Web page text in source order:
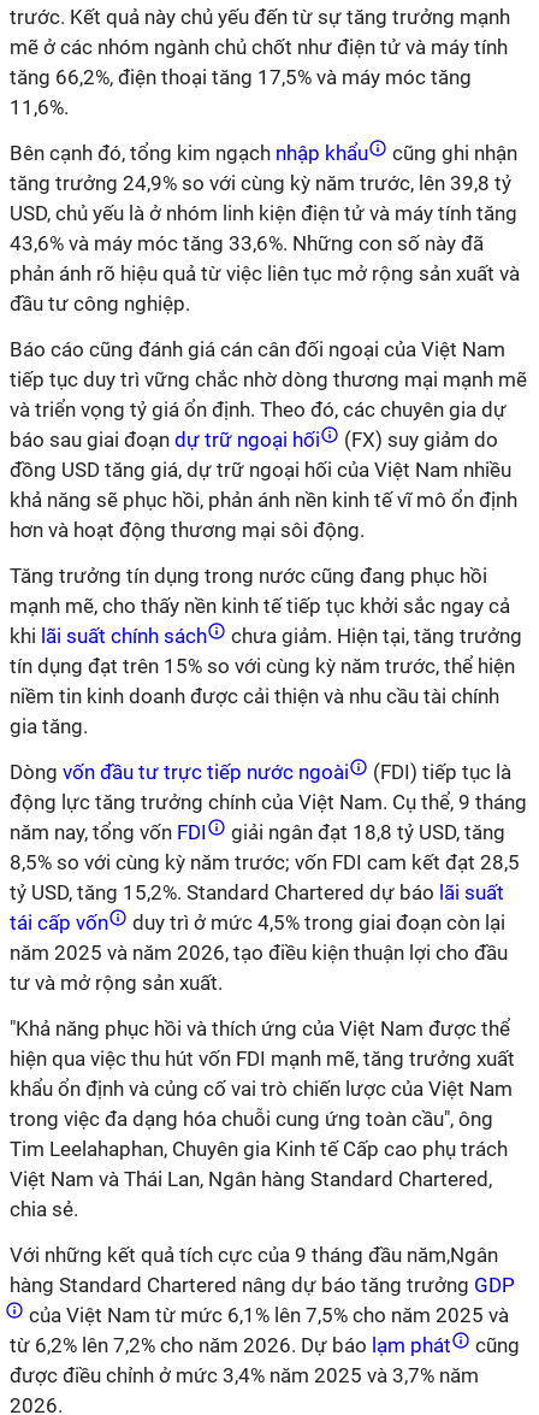
trước. Kết quả này chủ yếu đến từ sự tăng trưởng mạnh
mẽ ở các nhóm ngành chủ chốt như điện tử và máy tính
tăng 66,2%, điện thoại tăng 17,5% và máy móc tăng
11,6%.
Bên cạnh đó, tổng kim ngạch nhập khẩu
cũng ghi nhận
tăng trưởng 24,9% so với cùng kỳ năm trước, lên 39,8 tỷ
USD, chủ yếu là ở nhóm linh kiện điện tử và máy tính tăng
43,6% và máy móc tăng 33,6%. Những con số này đã
phản ánh rõ hiệu quả từ việc liên tục mở rộng sản xuất và
đầu tư công nghiệp.
Báo cáo cũng đánh giá cán cân đối ngoại của Việt Nam
tiếp tục duy trì vững chắc nhờ dòng thương mại mạnh mẽ
và triển vọng tỷ giá ổn định. Theo đó, các chuyên gia dự
báo sau giai đoạn dự trữ ngoại hối
(FX) suy giảm do
đồng USD tăng giá, dự trữ ngoại hối của Việt Nam nhiều
khả năng sẽ phục hồi, phản ánh nền kinh tế vĩ mô ổn định
hơn và hoạt động thương mại sôi động.
Tăng trưởng tín dụng trong nước cũng đang phục hồi
mạnh mẽ, cho thấy nền kinh tế tiếp tục khởi sắc ngay cả
khi lãi suất chính sách
chưa giảm. Hiện tại, tăng trưởng
tín dụng đạt trên 15% so với cùng kỳ năm trước, thể hiện
niềm tin kinh doanh được cải thiện và nhu cầu tài chính
gia tăng.
Dòng vốn đầu tư trực tiếp nước ngoài
(FDI) tiếp tục là
động lực tăng trưởng chính của Việt Nam. Cụ thể, 9 tháng
năm nay, tổng vốn FDI
giải ngân đạt 18,8 tỷ USD, tăng
8,5% so với cùng kỳ năm trước; vốn FDI cam kết đạt 28,5
tỷ USD, tăng 15,2%. Standard Chartered dự báo lãi suất
tái cấp vốn
duy trì ở mức 4,5% trong giai đoạn còn lại
năm 2025 và năm 2026, tạo điều kiện thuận lợi cho đầu
tư và mở rộng sản xuất.
"Khả năng phục hồi và thích ứng của Việt Nam được thể
hiện qua việc thu hút vốn FDI mạnh mẽ, tăng trưởng xuất
khẩu ổn định và củng cố vai trò chiến lược của Việt Nam
trong việc đa dạng hóa chuỗi cung ứng toàn cầu", ông
Tim Leelahaphan, Chuyên gia Kinh tế Cấp cao phụ trách
Việt Nam và Thái Lan, Ngân hàng Standard Chartered,
chia sẻ.
Với những kết quả tích cực của 9 tháng đầu năm,Ngân
hàng Standard Chartered nâng dự báo tăng trưởng GDP
của Việt Nam từ mức 6,1% lên 7,5% cho năm 2025 và
từ 6,2% lên 7,2% cho năm 2026. Dự báo lạm phát
cũng
được điều chỉnh ở mức 3,4% năm 2025 và 3,7% năm
2026.